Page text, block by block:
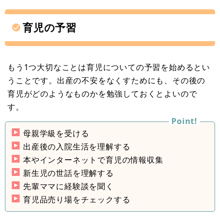
育児の予習
もう1つ大切なことは育児についての予習を始めるとい
うことです。出産の不安をなくすためにも、その後の
育児がどのようなものかを勉強しておくとよいので
す。
母親学級を受ける
出産後の入院生活を理解する
本やインターネットで育児の情報収集
新生児の世話を理解する
先輩ママに経験談を聞く
育児品売り場をチェックする